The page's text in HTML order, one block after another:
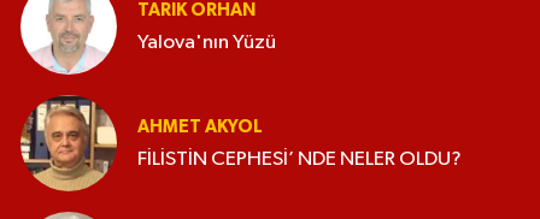
TARIK ORHAN
Yalova'nın Yüzü
AHMET AKYOL
FİLİSTİN CEPHESİ’ NDE NELER OLDU?